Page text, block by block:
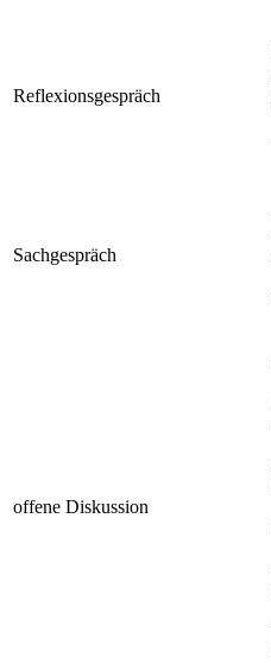
Reflexionsgespräch
Sachgespräch
offene Diskussion